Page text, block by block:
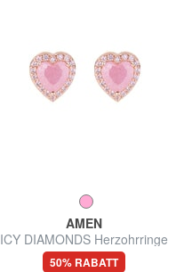
AMEN
ICY DIAMONDS Herzohrringe
mit Stein
50% RABATT